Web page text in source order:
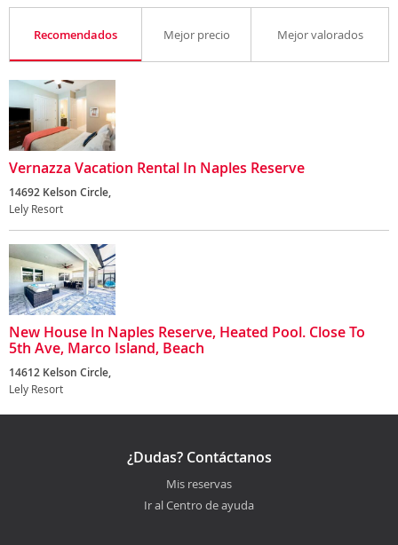
Recomendados Mejor precio Mejor valorados
Vernazza Vacation Rental In Naples Reserve
14692 Kelson Circle,
Lely Resort
New House In Naples Reserve, Heated Pool. Close To
5th Ave, Marco Island, Beach
14612 Kelson Circle,
Lely Resort
¿Dudas? Contáctanos
Mis reservas
Ir al Centro de ayuda